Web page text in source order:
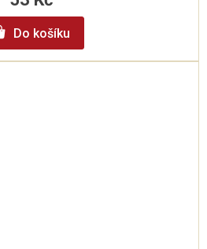
Do košíku